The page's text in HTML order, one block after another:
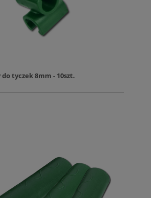
tyczek 8mm - 10szt.